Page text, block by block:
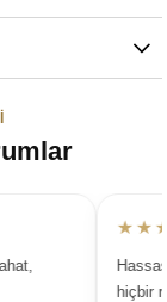
Hassas
hiçbir